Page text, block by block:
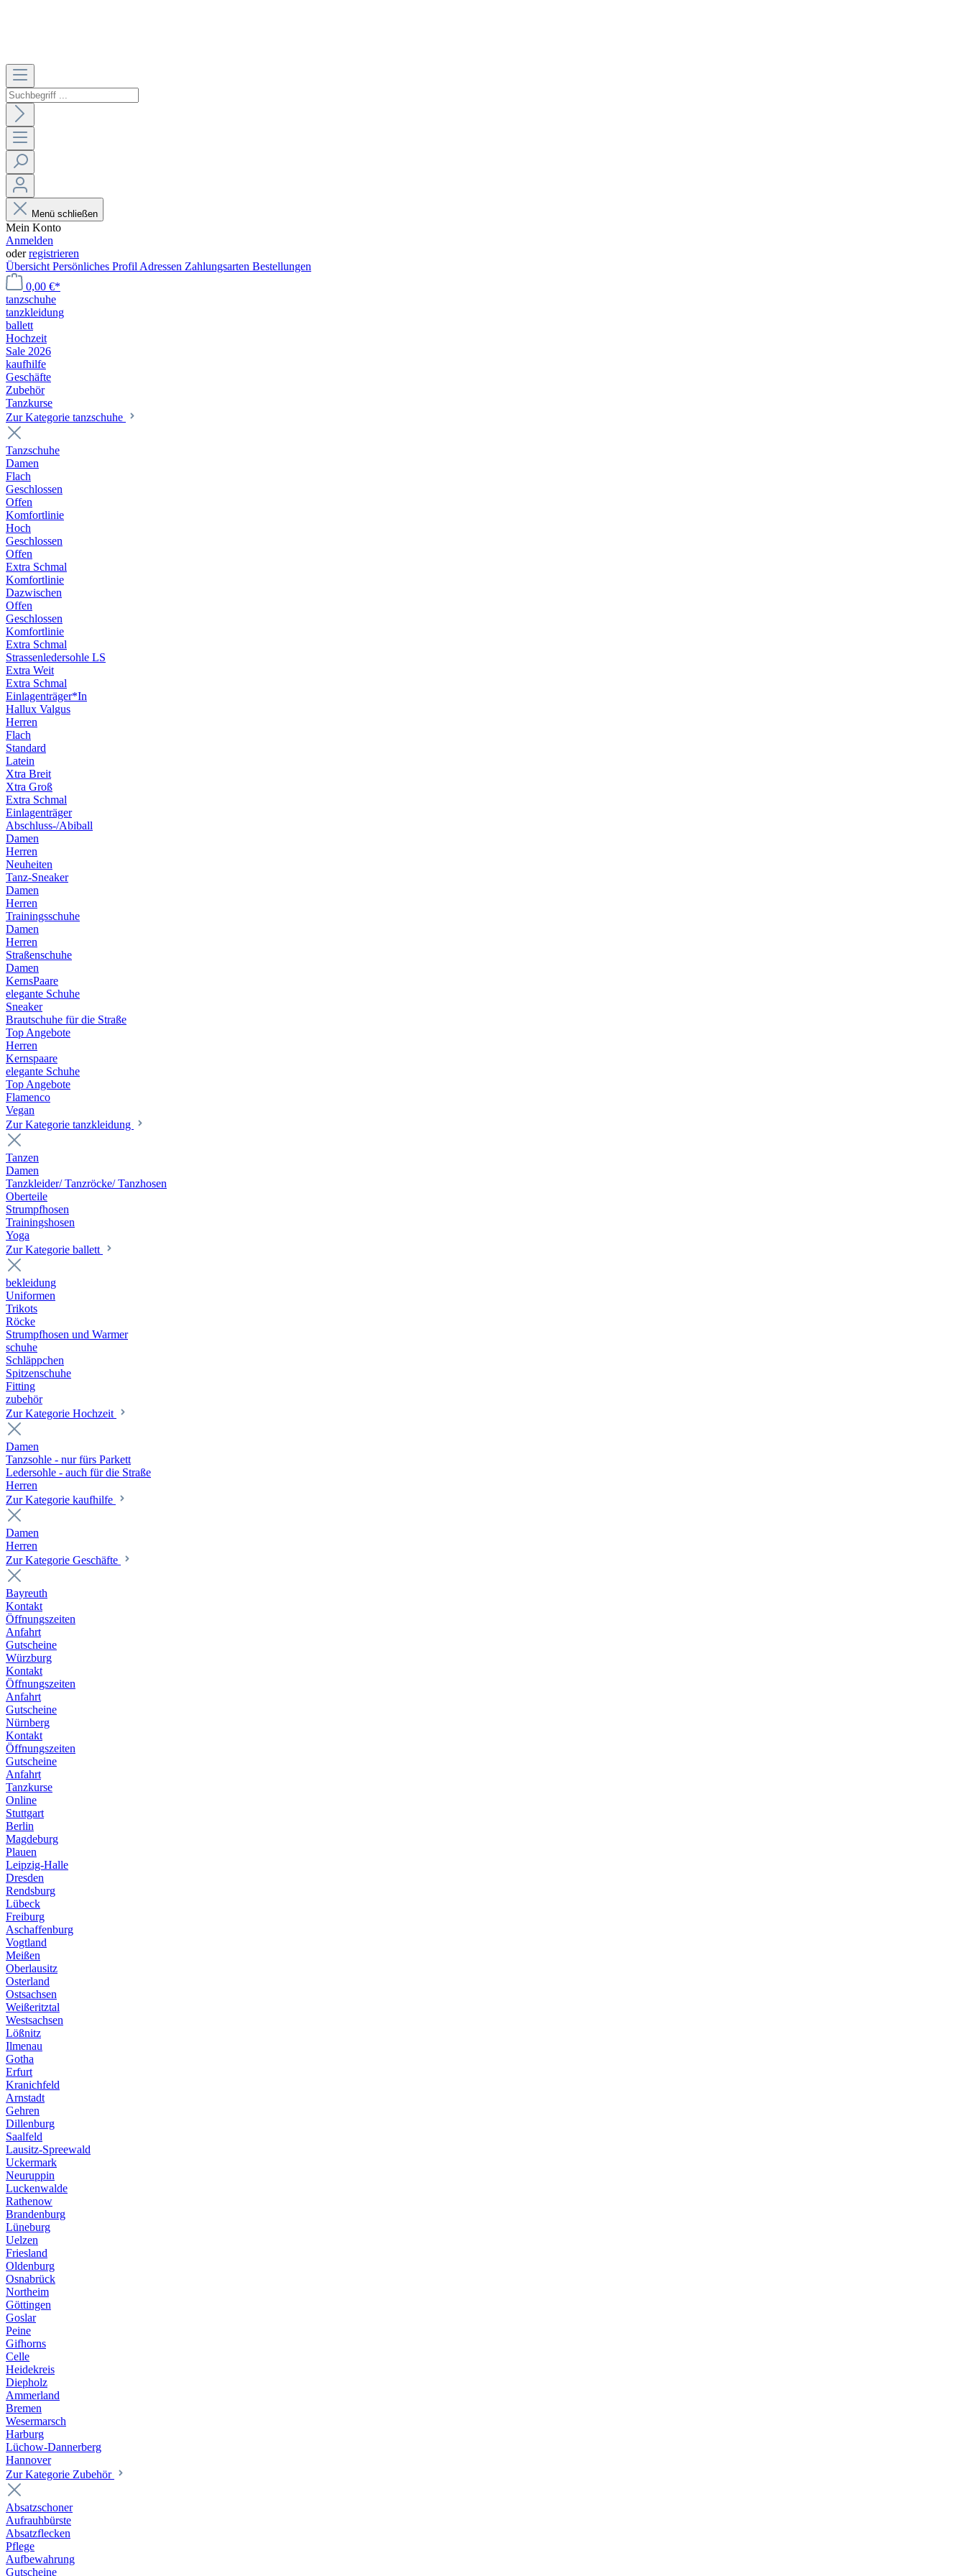
Menü schließen
Mein Konto
Anmelden
oderregistrieren
Übersicht Persönliches Profil Adressen Zahlungsarten Bestellungen
0,00 €*
tanzschuhe
tanzkleidung
ballett
Hochzeit
Sale 2026
kaufhilfe
Geschäfte
Zubehör
Tanzkurse
Zur Kategorie tanzschuhe
Tanzschuhe
Damen
Flach
Geschlossen
Offen
Komfortlinie
Hoch
Geschlossen
Offen
Extra Schmal
Komfortlinie
Dazwischen
Offen
Geschlossen
Komfortlinie
Extra Schmal
Strassenledersohle LS
Extra Weit
Extra Schmal
Einlagenträger*In
Hallux Valgus
Herren
Flach
Standard
Latein
Xtra Breit
Xtra Groß
Extra Schmal
Einlagenträger
Abschluss-/Abiball
Damen
Herren
Neuheiten
Tanz-Sneaker
Damen
Herren
Trainingsschuhe
Damen
Herren
Straßenschuhe
Damen
KernsPaare
elegante Schuhe
Sneaker
Brautschuhe für die Straße
Top Angebote
Herren
Kernspaare
elegante Schuhe
Top Angebote
Flamenco
Vegan
Zur Kategorie tanzkleidung
Tanzen
Damen
Tanzkleider/ Tanzröcke/ Tanzhosen
Oberteile
Strumpfhosen
Trainingshosen
Yoga
Zur Kategorie ballett
bekleidung
Uniformen
Trikots
Röcke
Strumpfhosen und Warmer
schuhe
Schläppchen
Spitzenschuhe
Fitting
zubehör
Zur Kategorie Hochzeit
Damen
Tanzsohle - nur fürs Parkett
Ledersohle - auch für die Straße
Herren
Zur Kategorie kaufhilfe
Damen
Herren
Zur Kategorie Geschäfte
Bayreuth
Kontakt
Öffnungszeiten
Anfahrt
Gutscheine
Würzburg
Kontakt
Öffnungszeiten
Anfahrt
Gutscheine
Nürnberg
Kontakt
Öffnungszeiten
Gutscheine
Anfahrt
Tanzkurse
Online
Stuttgart
Berlin
Magdeburg
Plauen
Leipzig-Halle
Dresden
Rendsburg
Lübeck
Freiburg
Aschaffenburg
Vogtland
Meißen
Oberlausitz
Osterland
Ostsachsen
Weißeritztal
Westsachsen
Lößnitz
Ilmenau
Gotha
Erfurt
Kranichfeld
Arnstadt
Gehren
Dillenburg
Saalfeld
Lausitz-Spreewald
Uckermark
Neuruppin
Luckenwalde
Rathenow
Brandenburg
Lüneburg
Uelzen
Friesland
Oldenburg
Osnabrück
Northeim
Göttingen
Goslar
Peine
Gifhorns
Celle
Heidekreis
Diepholz
Ammerland
Bremen
Wesermarsch
Harburg
Lüchow-Dannerberg
Hannover
Zur Kategorie Zubehör
Absatzschoner
Aufrauhbürste
Absatzflecken
Pflege
Aufbewahrung
Gutscheine